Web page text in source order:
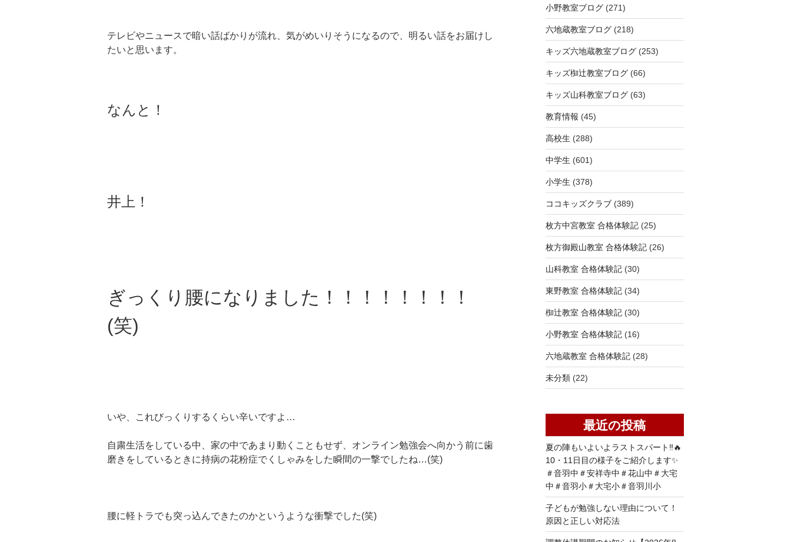
テレビやニュースで暗い話ばかりが流れ、気がめいりそうになるので、明るい話をお届けし
たいと思います。
なんと！
井上！
ぎっくり腰になりました！！！！！！！！
(笑)
いや、これびっくりするくらい辛いですよ…
自粛生活をしている中、家の中であまり動くこともせず、オンライン勉強会へ向かう前に歯
磨きをしているときに持病の花粉症でくしゃみをした瞬間の一撃でしたね…(笑)
腰に軽トラでも突っ込んできたのかというような衝撃でした(笑)
小野教室ブログ(271)
六地蔵教室ブログ(218)
キッズ六地蔵教室ブログ(253)
キッズ椥辻教室ブログ(66)
キッズ山科教室ブログ(63)
教育情報 (45)
高校生 (288)
中学生 (601)
小学生 (378)
ココキッズクラブ(389)
枚方中宮教室 合格体験記(25)
枚方御殿山教室 合格体験記(26)
山科教室 合格体験記(30)
東野教室 合格体験記(34)
椥辻教室 合格体験記(30)
小野教室 合格体験記(16)
六地蔵教室 合格体験記(28)
未分類(22)
最近の投稿
夏の陣もいよいよラストスパート‼🔥
10・11日目の様子をご紹介します✨
＃音羽中＃安祥寺中＃花山中＃大宅
中＃音羽小＃大宅小＃音羽川小
子どもが勉強しない理由について！
原因と正しい対応法